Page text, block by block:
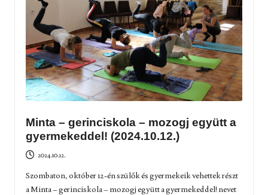
Minta – gerinciskola – mozogj együtt a
gyermekeddel! (2024.10.12.)
2024.10.12.
Szombaton, október 12-én szülők és gyermekeik vehettek részt
a Minta – gerinciskola – mozogj együtt a gyermekeddel! nevet